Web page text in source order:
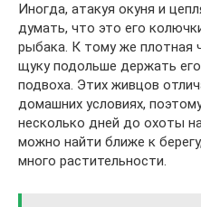
Иногда, атакуя окуня и
думать, что это его
рыбака. К тому же плотная
щуку подольше держать его
подвоха. Этих живцов
домашних условиях,
несколько дней до охоты
можно найти ближе к
много растительности.